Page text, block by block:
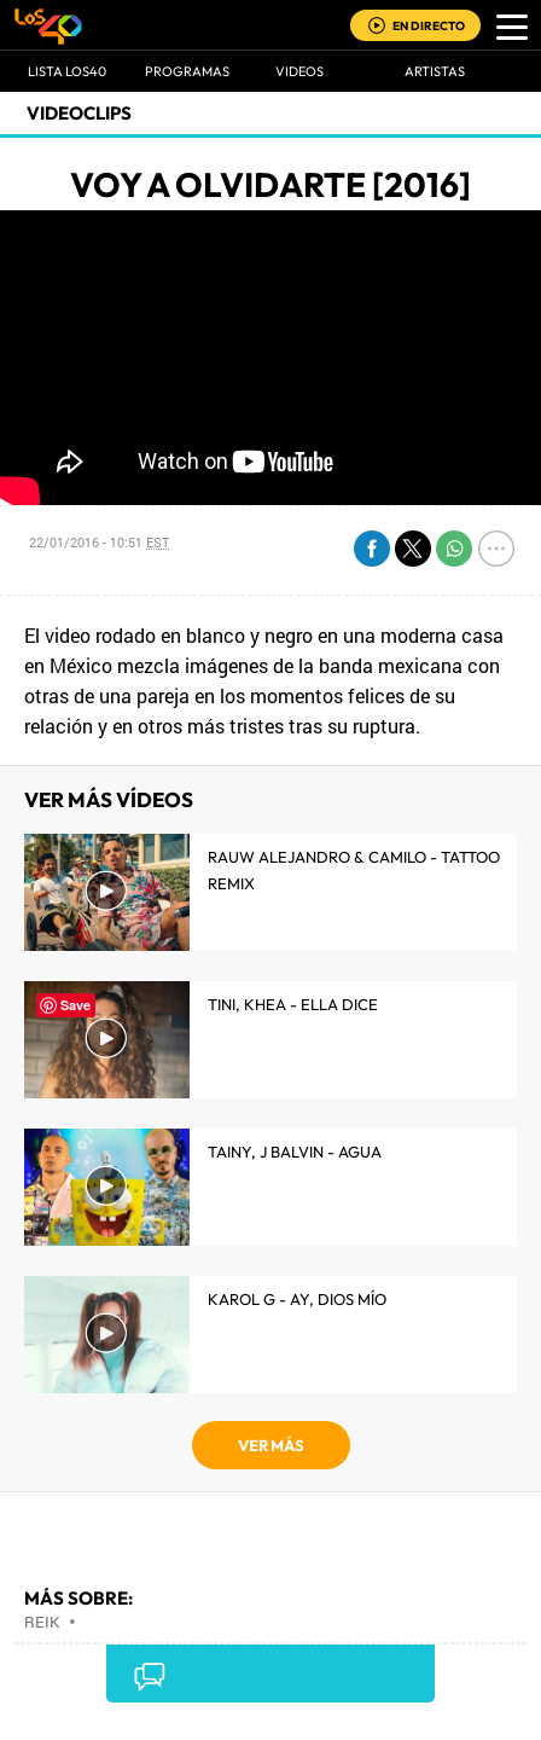
EN DIRECTO
LISTA LOS40 PROGRAMAS VIDEOS ARTISTAS
VIDEOCLIPS
VOY A OLVIDARTE [2016]
22/01/2016 - 10:51 EST
El video rodado en blanco y negro en una moderna casa
en México mezcla imágenes de la banda mexicana con
otras de una pareja en los momentos felices de su
relación y en otros más tristes tras su ruptura.
VER MÁS VÍDEOS
RAUW ALEJANDRO & CAMILO - TATTOO
REMIX
TINI, KHEA - ELLA DICE
TAINY, J BALVIN - AGUA
KAROL G - AY, DIOS MÍO
VER MÁS
MÁS SOBRE:
REIK •
Save